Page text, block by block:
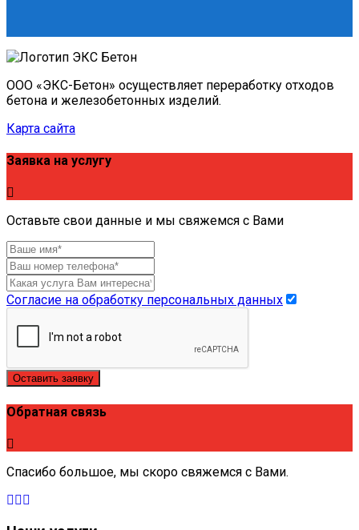
ООО «ЭКС-Бетон» осуществляет переработку отходов
бетона и железобетонных изделий.
Карта сайта
Заявка на услугу
Оставьте свои данные и мы свяжемся с Вами
Согласие на обработку персональных данных
Оставить заявку
Обратная связь
Спасибо большое, мы скоро свяжемся с Вами.